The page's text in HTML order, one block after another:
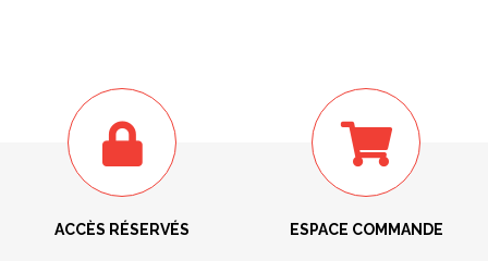
ACCÈS RÉSERVÉS ESPACE COMMANDE